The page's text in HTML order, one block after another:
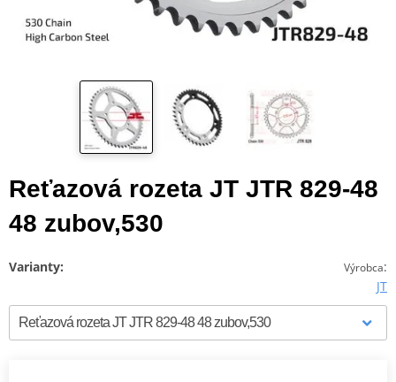
Reťazová rozeta JT JTR 829-48
48 zubov,530
Výrobca:
JT
Varianty: